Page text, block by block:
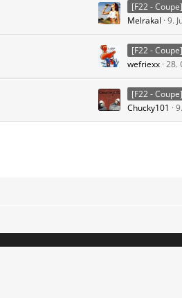
[F22 - Coupe]
Melrakal 9.
[F22 - Coupe]
wefriexx 28.
[F22 - Coupe]
Chucky101